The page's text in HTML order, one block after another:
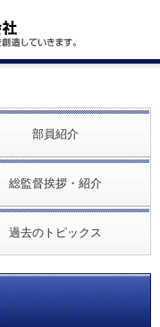
部員紹介
総監督挨拶・紹介
過去のトピックス